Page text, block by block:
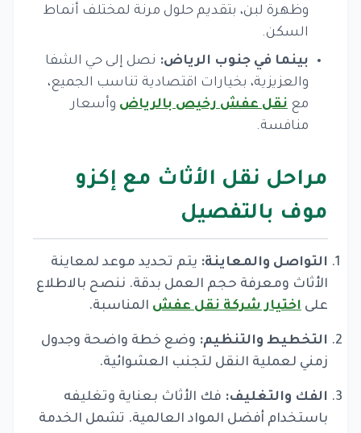
وظهرة لبن، بتقديم حلول مرنة لمختلف أنماط
السكن.
بينما في جنوب الرياض: نصل إلى حي الشفا
والعزيزية، بخيارات اقتصادية تناسب الجميع،
مع نقل عفش رخيص بالرياض وأسعار
منافسة.
مراحل نقل الأثاث مع إكزو
موف بالتفصيل
التواصل والمعاينة: يتم تحديد موعد لمعاينة
الأثاث ومعرفة حجم العمل بدقة. ننصح بالاطلاع
على اختيار شركة نقل عفش المناسبة.
التخطيط والتنظيم: وضع خطة واضحة وجدول
زمني لعملية النقل لتجنب العشوائية.
الفك والتغليف: فك الأثاث بعناية وتغليفه
باستخدام أفضل المواد العالمية. تشمل الخدمة